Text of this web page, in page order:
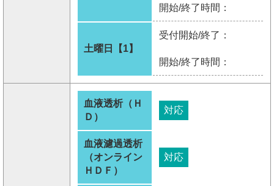
開始/終了時間：
土曜日【1】
受付開始/終了：
開始/終了時間：
血液透析（Ｈ
Ｄ）
対応
血液濾過透析
（オンライン
ＨＤＦ）
対応